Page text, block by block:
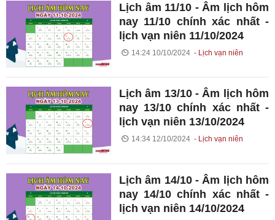
Lịch âm 11/10 - Âm lịch hôm
nay 11/10 chính xác nhất -
lịch vạn niên 11/10/2024
14:24 10/10/2024 Lịch vạn niên
Lịch âm 13/10 - Âm lịch hôm
nay 13/10 chính xác nhất -
lịch vạn niên 13/10/2024
14:34 12/10/2024 Lịch vạn niên
Lịch âm 14/10 - Âm lịch hôm
nay 14/10 chính xác nhất -
lịch vạn niên 14/10/2024